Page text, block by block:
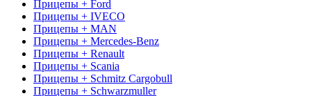
Прицепы + Ford
Прицепы + IVECO
Прицепы + MAN
Прицепы + Mercedes-Benz
Прицепы + Renault
Прицепы + Scania
Прицепы + Schmitz Cargobull
Прицепы + Schwarzmuller